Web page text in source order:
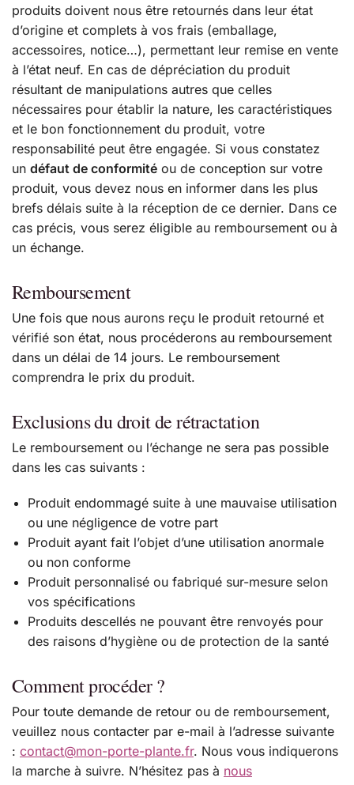
produits doivent nous être retournés dans leur état
d’origine et complets à vos frais (emballage,
accessoires, notice…), permettant leur remise en vente
à l’état neuf. En cas de dépréciation du produit
résultant de manipulations autres que celles
nécessaires pour établir la nature, les caractéristiques
et le bon fonctionnement du produit, votre
responsabilité peut être engagée. Si vous constatez
un défaut de conformité ou de conception sur votre
produit, vous devez nous en informer dans les plus
brefs délais suite à la réception de ce dernier. Dans ce
cas précis, vous serez éligible au remboursement ou à
un échange.
Remboursement
Une fois que nous aurons reçu le produit retourné et
vérifié son état, nous procéderons au remboursement
dans un délai de 14 jours. Le remboursement
comprendra le prix du produit.
Exclusions du droit de rétractation
Le remboursement ou l’échange ne sera pas possible
dans les cas suivants :
Produit endommagé suite à une mauvaise utilisation
ou une négligence de votre part
Produit ayant fait l’objet d’une utilisation anormale
ou non conforme
Produit personnalisé ou fabriqué sur-mesure selon
vos spécifications
Produits descellés ne pouvant être renvoyés pour
des raisons d’hygiène ou de protection de la santé
Comment procéder ?
Pour toute demande de retour ou de remboursement,
veuillez nous contacter par e-mail à l’adresse suivante
: contact@mon-porte-plante.fr. Nous vous indiquerons
la marche à suivre. N’hésitez pas à nous